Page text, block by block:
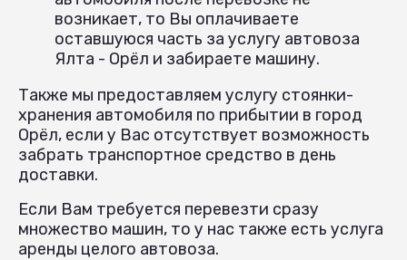
возникает, то Вы оплачиваете
оставшуюся часть за услугу автовоза
Ялта - Орёл и забираете машину.
Также мы предоставляем услугу стоянки-
хранения автомобиля по прибытии в город
Орёл, если у Вас отсутствует возможность
забрать транспортное средство в день
доставки.
Если Вам требуется перевезти сразу
множество машин, то у нас также есть услуга
аренды целого автовоза.